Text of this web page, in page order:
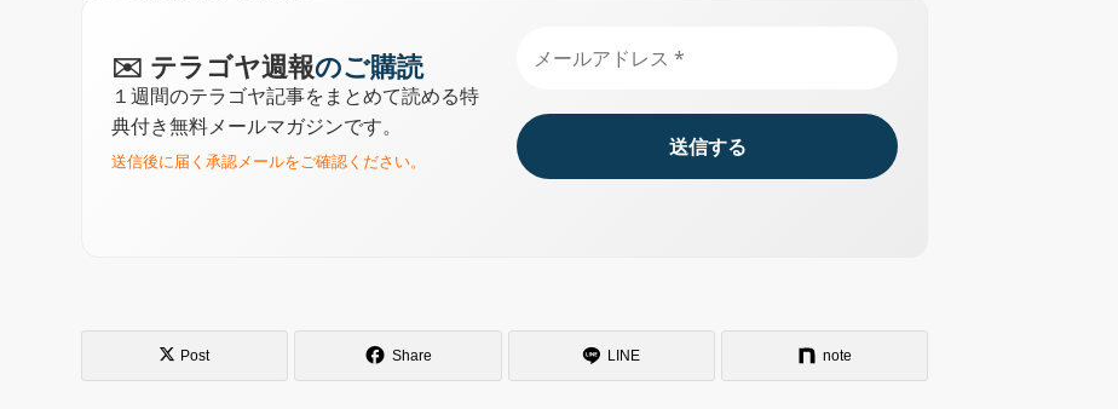
✉️ テラゴヤ週報のご購読
１週間のテラゴヤ記事をまとめて読める特
典付き無料メールマガジンです。
送信後に届く承認メールをご確認ください。
Post Share LINE note